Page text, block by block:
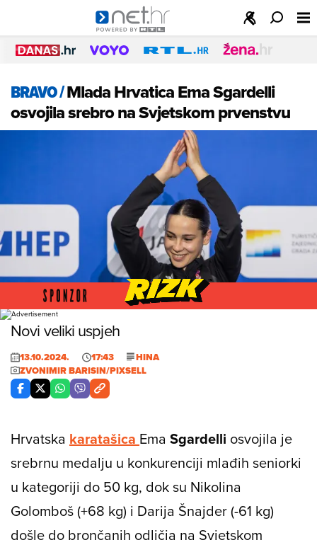
BRAVO/Mlada Hrvatica Ema Sgardelli
osvojila srebro na Svjetskom prvenstvu
Foto: Zvonimir Barisin/PIXSELL
Novi veliki uspjeh
13.10.2024. 17:43
HINA
ZVONIMIR BARISIN/PIXSELL
Hrvatska karatašica Ema Sgardelli osvojila je
srebrnu medalju u konkurenciji mlađih seniorki
u kategoriji do 50 kg, dok su Nikolina
Golomboš (+68 kg) i Darija Šnajder (-61 kg)
došle do brončanih odličja na Svjetskom